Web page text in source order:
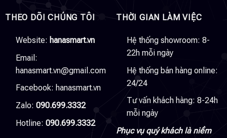
THEO DÕI CHÚNG TÔI
Website: hanasmart.vn
Email:
hanasmart.vn@gmail.com
Facebook: hanasmart.vn
Zalo: 090.699.3332
Hotline: 090.699.3332
THỜI GIAN LÀM VIỆC
Hệ thống showroom: 8-
22h mỗi ngày
Hệ thống bán hàng online:
24/24
Tư vấn khách hàng: 8-24h
mỗi ngày
Phục vụ quý khách là niềm